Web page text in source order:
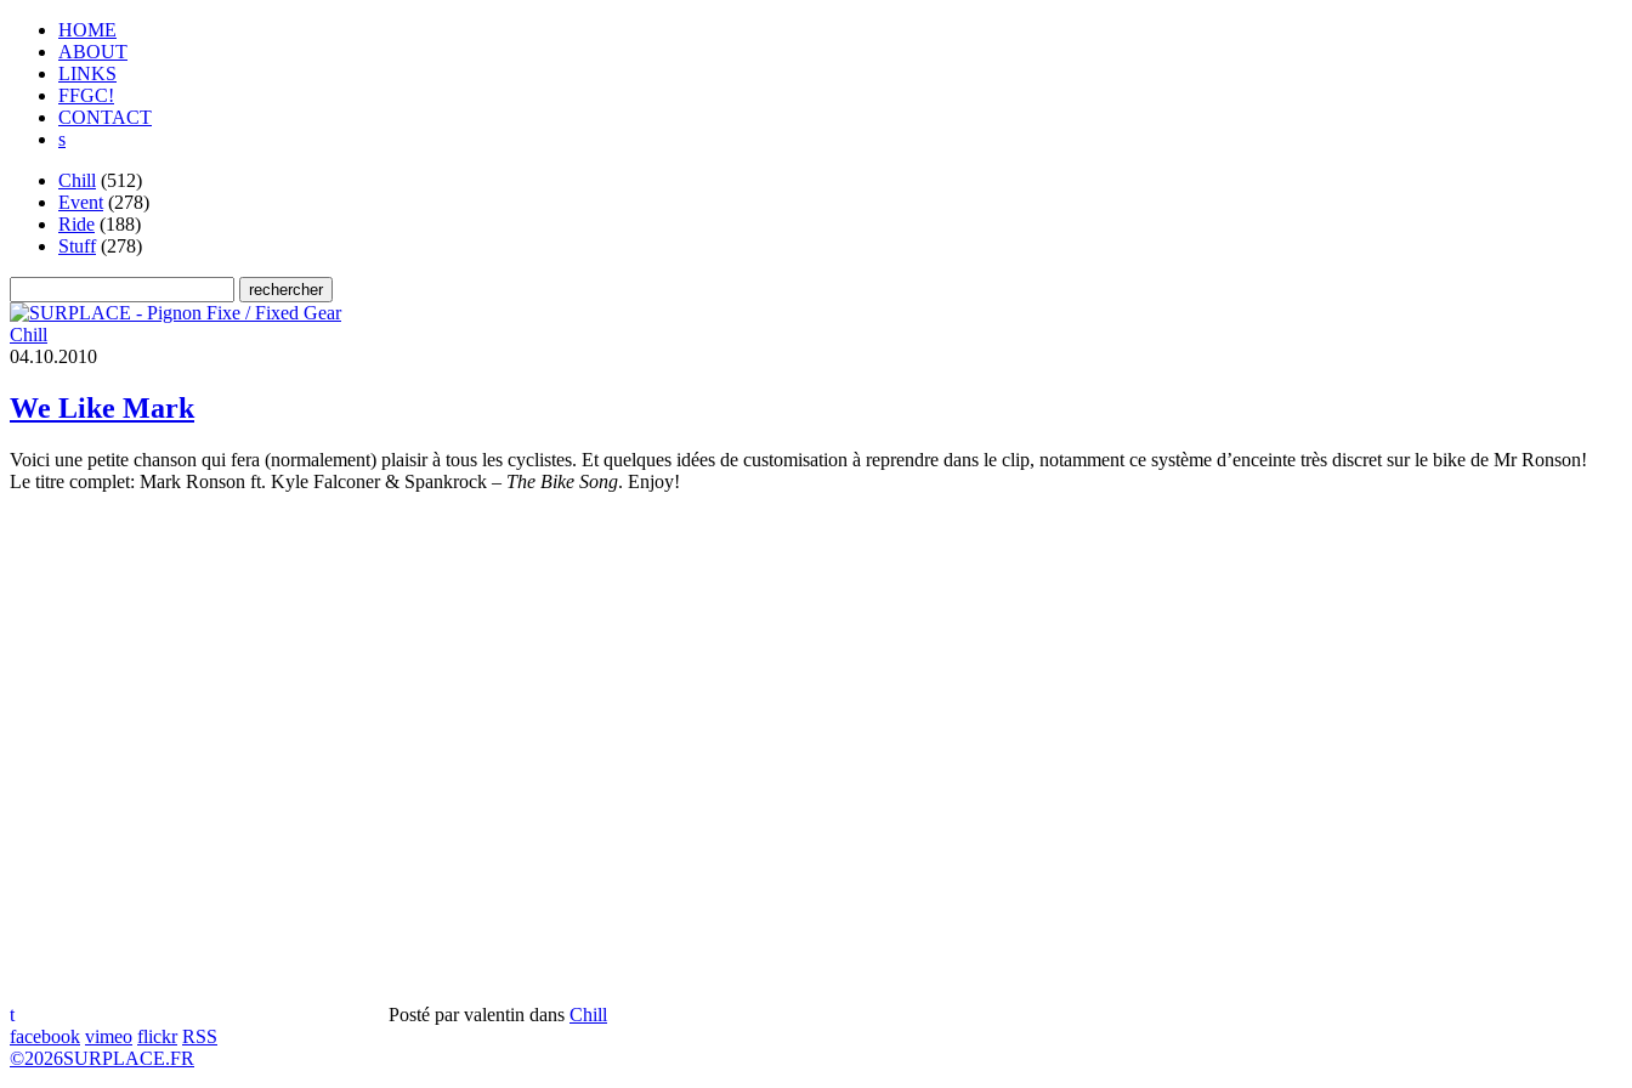
HOME
ABOUT
LINKS
FFGC!
CONTACT
s
Chill (512)
Event (278)
Ride (188)
Stuff(278)
Chill
04.10.2010
We Like Mark
Voici une petite chanson qui fera (normalement) plaisir à tous les cyclistes. Et quelques idées de customisation à reprendre dans le clip, notamment ce système d’enceinte très discret sur le bike de Mr Ronson!
Le titre complet: Mark Ronson ft. Kyle Falconer & Spankrock – The Bike Song. Enjoy!
t Posté parvalentin dans Chill
facebook vimeo flickr RSS
©2026SURPLACE.FR